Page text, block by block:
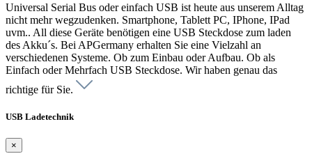
Universal Serial Bus oder einfach USB ist heute aus unserem Alltag
nicht mehr wegzudenken. Smartphone, Tablett PC, IPhone, IPad
uvm.. All diese Geräte benötigen eine USB Steckdose zum laden
des Akku´s. Bei APGermany erhalten Sie eine Vielzahl an
verschiedenen Systeme. Ob zum Einbau oder Aufbau. Ob als
Einfach oder Mehrfach USB Steckdose. Wir haben genau das
richtige für Sie.
USB Ladetechnik
×